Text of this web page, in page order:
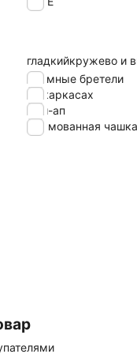
гладкийкружево и
cъемные бретели
на каркасах
пуш-ап
формованная чашка